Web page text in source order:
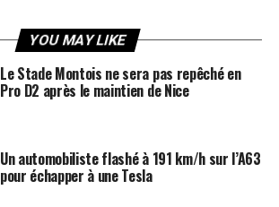
YOU MAY LIKE
Le Stade Montois ne sera pas repêché en
Pro D2 après le maintien de Nice
Un automobiliste flashé à 191 km/h sur l’A63
pour échapper à une Tesla